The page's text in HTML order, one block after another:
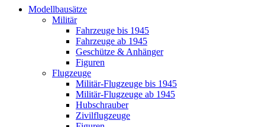
Modellbausätze
Militär
Fahrzeuge bis 1945
Fahrzeuge ab 1945
Geschütze & Anhänger
Figuren
Flugzeuge
Militär-Flugzeuge bis 1945
Militär-Flugzeuge ab 1945
Hubschrauber
Zivilflugzeuge